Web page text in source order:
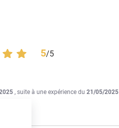
5/5
, suite à une expérience du 21/05/2025